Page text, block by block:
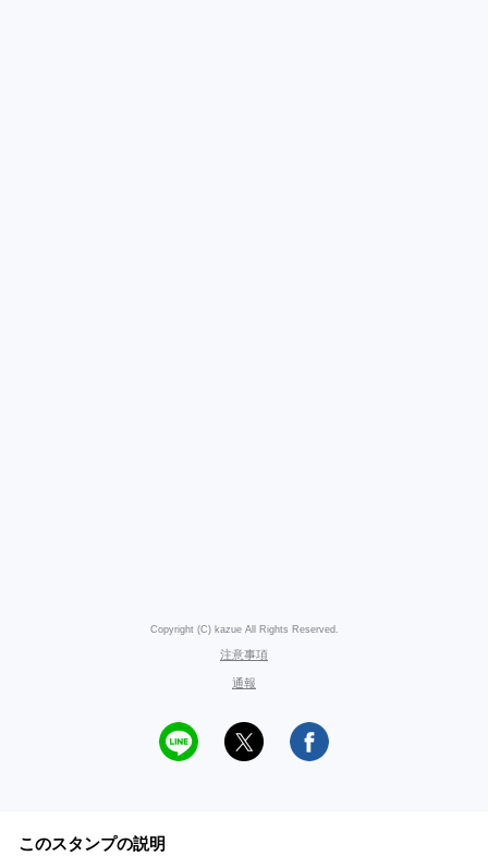
Copyright (C) kazue All Rights Reserved.
注意事項
通報
このスタンプの説明